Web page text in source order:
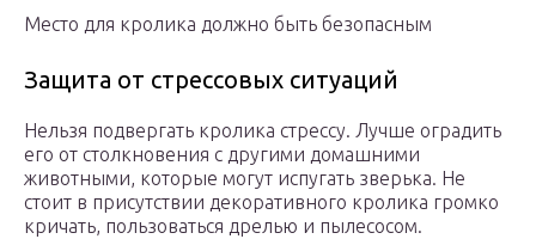
Место для кролика должно быть безопасным
Защита от стрессовых ситуаций
Нельзя подвергать кролика стрессу. Лучше оградить
его от столкновения с другими домашними
животными, которые могут испугать зверька. Не
стоит в присутствии декоративного кролика громко
кричать, пользоваться дрелью и пылесосом.